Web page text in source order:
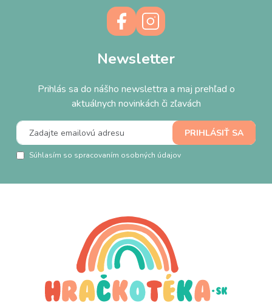
Newsletter
Prihlás sa do nášho newslettra a maj prehľad o
aktuálnych novinkách či zľavách
Súhlasím so spracovaním osobných údajov